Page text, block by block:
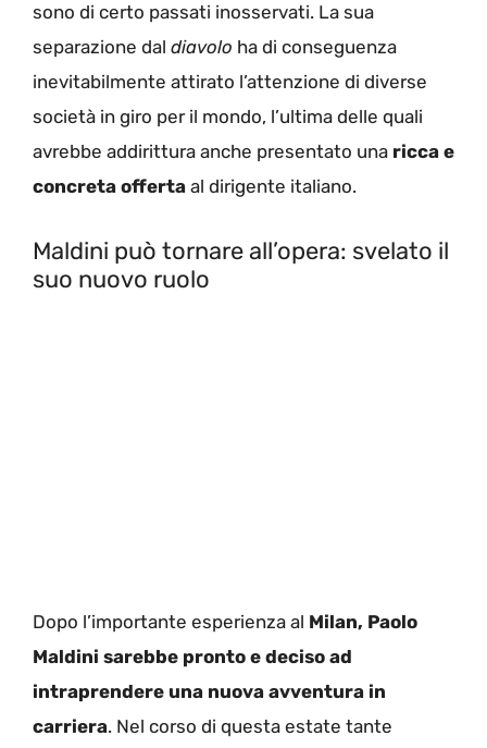
sono di certo passati inosservati. La sua
separazione dal diavolo ha di conseguenza
inevitabilmente attirato l’attenzione di diverse
società in giro per il mondo, l’ultima delle quali
avrebbe addirittura anche presentato una ricca e
concreta offerta al dirigente italiano.
Maldini può tornare all’opera: svelato il
suo nuovo ruolo
Dopo l’importante esperienza al Milan, Paolo
Maldini sarebbe pronto e deciso ad
intraprendere una nuova avventura in
carriera. Nel corso di questa estate tante